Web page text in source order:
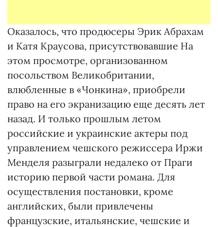
Оказалось, что продюсеры Эрик Абрахам
и Катя Краусова, присутствовавшие На
этом просмотре, организованном
посольством Великобритании,
влюбленные в «Чонкина», приобрели
право на его экранизацию еще десять лет
назад. И только прошлым летом
российские и украинские актеры под
управлением чешского режиссера Иржи
Менделя разыграли недалеко от Праги
историю первой части романа. Для
осуществления постановки, кроме
английских, были привлечены
французские, итальянские, чешские и